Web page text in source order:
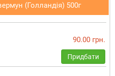
(Голландія) 500г
90.00 грн.
Придбати